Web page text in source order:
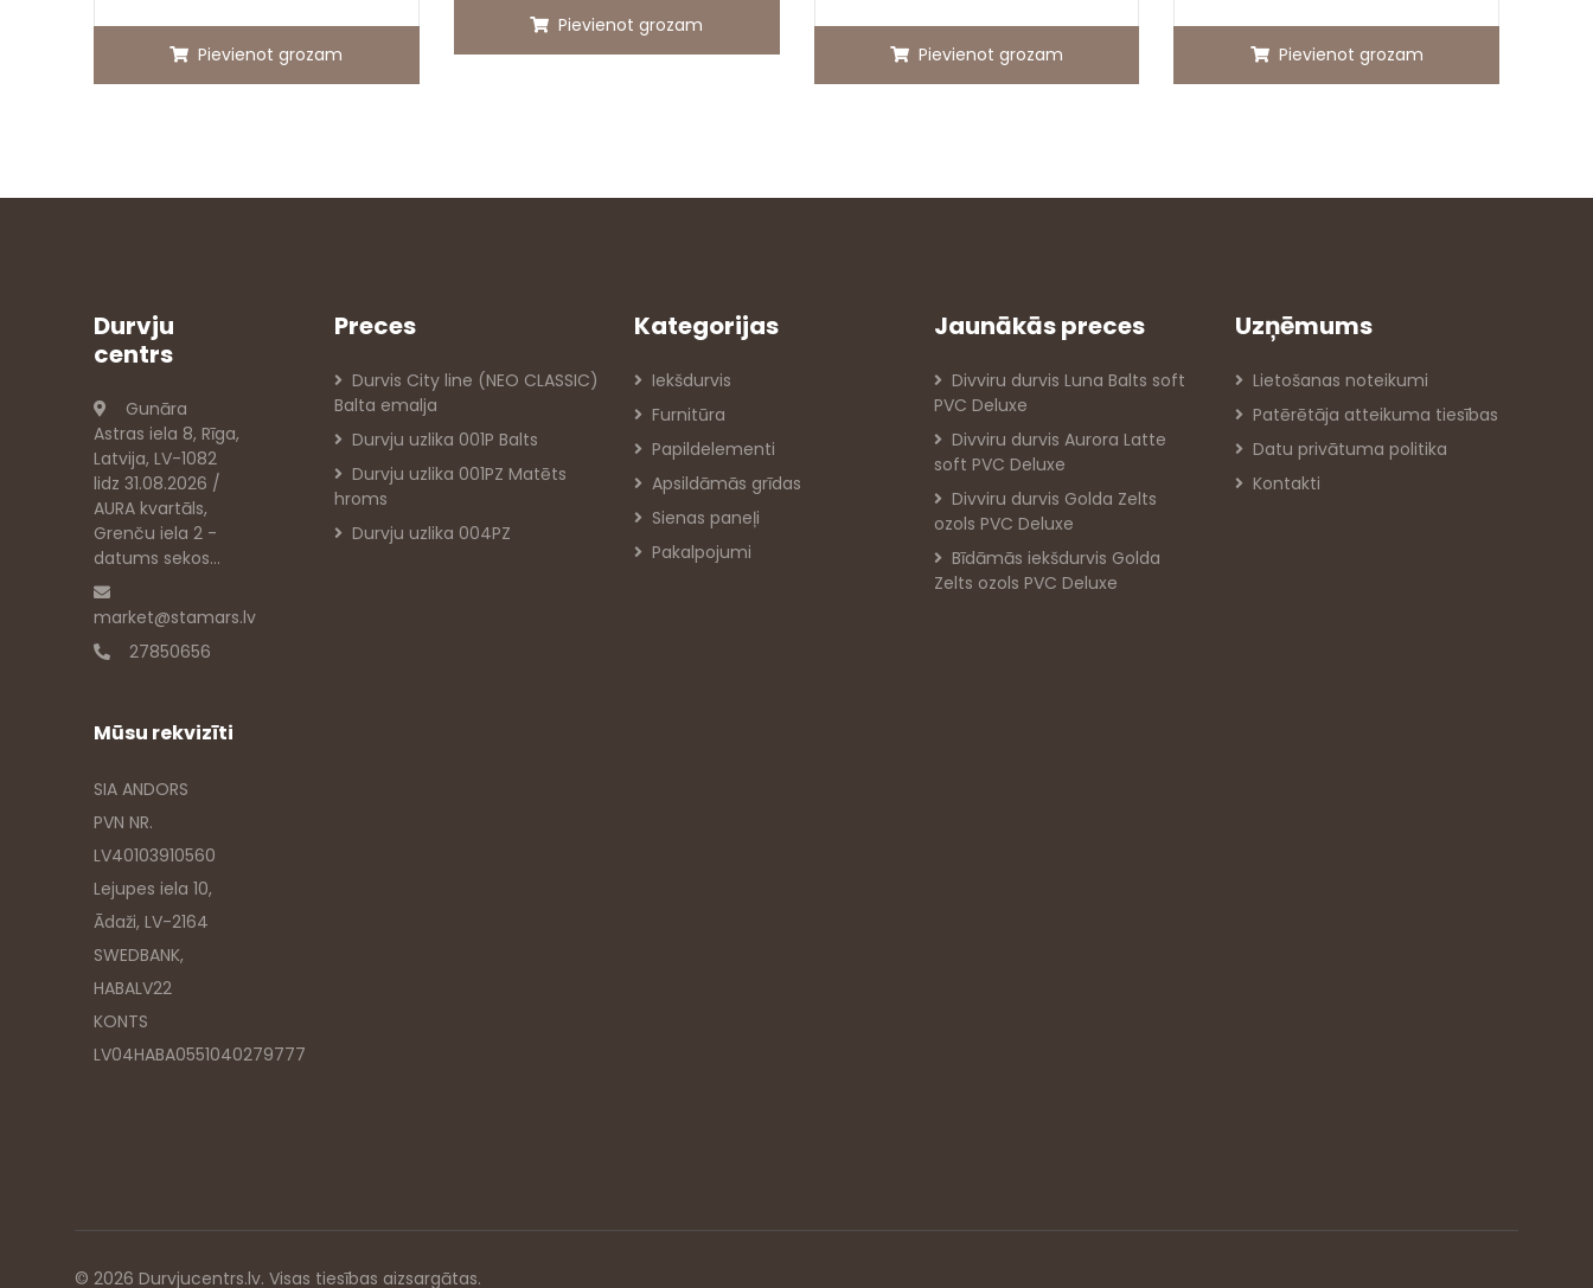
Pievienot grozam
Pievienot grozam
Pievienot grozam Pievienot grozam
Durvju
centrs
Gunāra
Astras iela 8, Rīga,
Latvija, LV-1082
lidz 31.08.2026 /
AURA kvartāls,
Grenču iela 2 -
datums sekos...
market@stamars.lv
27850656
Mūsu rekvizīti
SIA ANDORS
PVN NR.
LV40103910560
Lejupes iela 10,
Ādaži, LV-2164
SWEDBANK,
HABALV22
KONTS
LV04HABA0551040279777
Preces
Durvis City line (NEO CLASSIC)
Balta emalja
Durvju uzlika 001P Balts
Durvju uzlika 001PZ Matēts
hroms
Durvju uzlika 004PZ
Kategorijas
Iekšdurvis
Furnitūra
Papildelementi
Apsildāmās grīdas
Sienas paneļi
Pakalpojumi
Jaunākās preces
Divviru durvis Luna Balts soft
PVC Deluxe
Divviru durvis Aurora Latte
soft PVC Deluxe
Divviru durvis Golda Zelts
ozols PVC Deluxe
Bīdāmās iekšdurvis Golda
Zelts ozols PVC Deluxe
Uzņēmums
Lietošanas noteikumi
Patērētāja atteikuma tiesības
Datu privātuma politika
Kontakti
© 2026 Durvjucentrs.lv. Visas tiesības aizsargātas.